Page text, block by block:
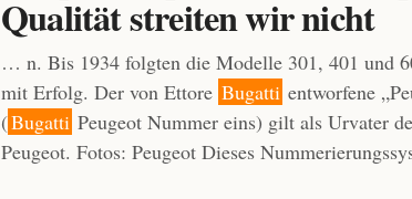
Qualität streiten wir nicht
… n. Bis 1934 folgten die Modelle 301, 401 und
mit Erfolg. Der von Ettore Bugatti entworfene
(Bugatti Peugeot Nummer eins) gilt als Urvater
Peugeot. Fotos: Peugeot Dieses